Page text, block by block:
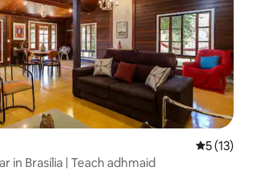
5 (13)
in Brasília | Teach adhmaid